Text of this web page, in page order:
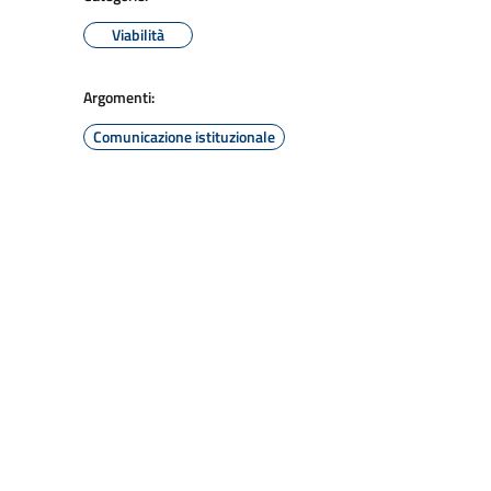
Viabilità
Argomenti:
Comunicazione istituzionale